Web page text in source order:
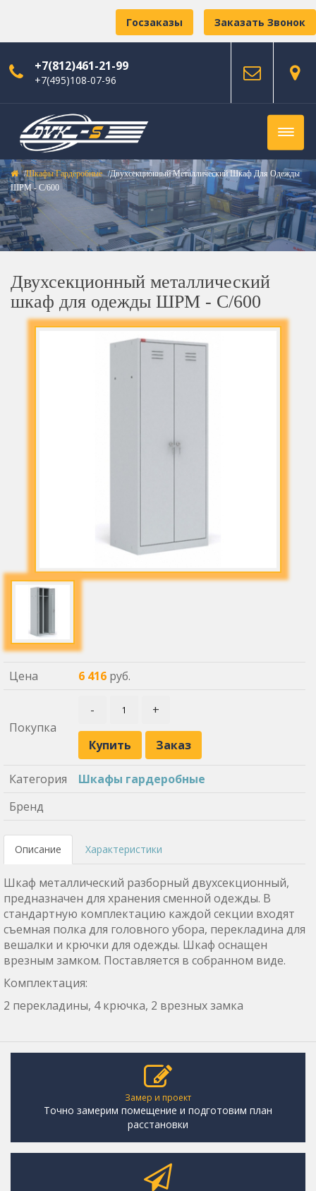
Заказать Звонок
Госзаказы
+7(812)461-21-99
+7(495)108-07-96
Шкафы Гардеробные
Двухсекционный Металлический Шкаф Для Одежды
ШРМ - С/600
Двухсекционный металлический
шкаф для одежды ШРМ - С/600
Цена 6 416 руб.
Покупка
- +
Купить Заказ
Категория
Шкафы гардеробные
Бренд
Описание Характеристики
Шкаф металлический разборный двухсекционный,
предназначен для хранения сменной одежды. В
стандартную комплектацию каждой секции входят
съемная полка для головного убора, перекладина для
вешалки и крючки для одежды. Шкаф оснащен
врезным замком. Поставляется в собранном виде.
Комплектация:
2 перекладины, 4 крючка, 2 врезных замка
Замер и проект
Точно замерим помещение и подготовим план
расстановки